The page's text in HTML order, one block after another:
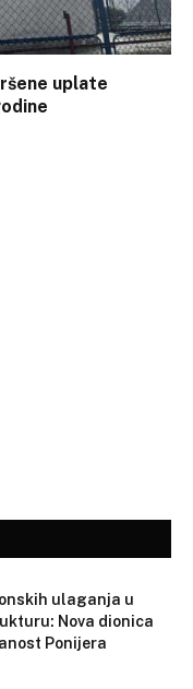
uplate
ulaganja u
Nova dionica
Ponijera